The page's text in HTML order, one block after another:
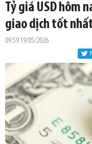
Tỷ giá USD hôm
giao dịch tốt
09:59 19/05/2026